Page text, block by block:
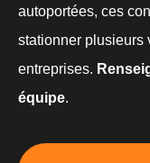
autoportées, ces
stationner plusieurs
entreprises.
équipe.